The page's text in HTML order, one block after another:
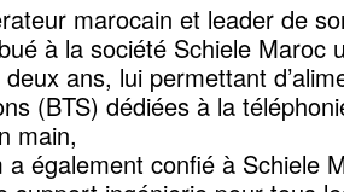
marocain et leader de
à la société Schiele Maroc
deux ans, lui permettant
(BTS) dédiées à la
main,
a également confié à Schiele